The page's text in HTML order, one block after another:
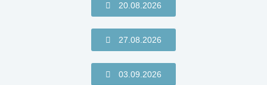
20.08.2026
27.08.2026
03.09.2026